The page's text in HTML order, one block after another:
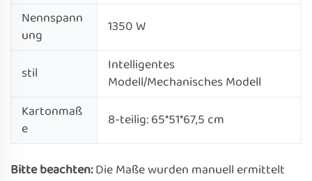
Nennspann
ung
1350 W
stil
Intelligentes
Modell/Mechanisches Modell
Kartonmaß
e
8-teilig: 65*51*67,5 cm
Bitte beachten:Die Maße wurden manuell ermittelt